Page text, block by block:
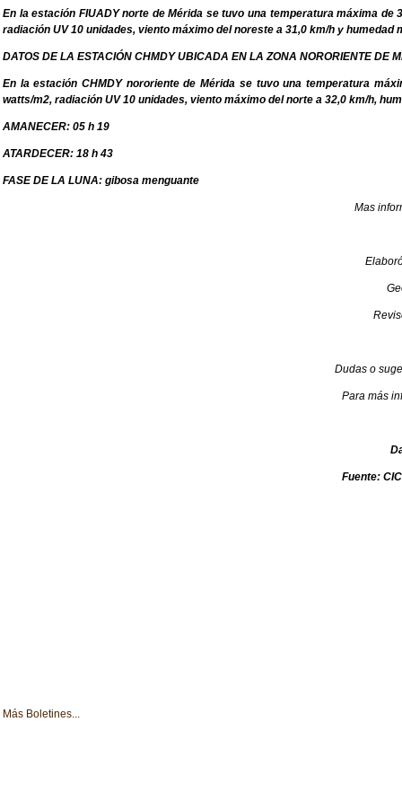
En la estación FIUADY norte de Mérida se tuvo una temperatura máxima
radiación UV 10 unidades, viento máximo del noreste a 31,0 km/h y humedad
DATOS DE LA ESTACIÓN CHMDY UBICADA EN LA ZONA NORORIENTE DE
En la estación CHMDY nororiente de Mérida se tuvo una temperatura
watts/m2, radiación UV 10 unidades, viento máximo del norte a 32,0 km/h,
AMANECER: 05 h 19
ATARDECER: 18 h 43
FASE DE LA LUNA: gibosa menguante
Mas
Dudas o
Para más
Fuente:
Más Boletines...